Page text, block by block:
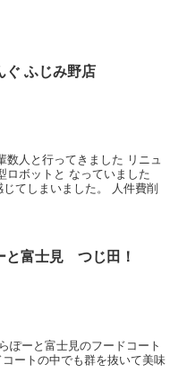
ぐ ふじみ野店
数人と行ってきました リニュ
ロボットと なっていました
てしまいました。 人件費削
と富士見 つじ田！
ーと富士見のフードコート
ートの中でも群を抜いて美味